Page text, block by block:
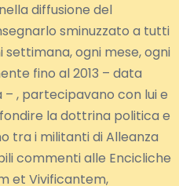
diffusione del
sminuzzato a tutti
ogni mese, ogni
fino al 2013 – data
– , partecipavano con lui e
la dottrina politica e
tra i militanti di Alleanza
commenti alle Encicliche
et Vivificantem,